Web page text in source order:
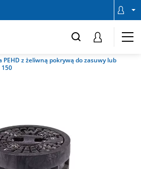
z żeliwną pokrywą do zasuwy lub